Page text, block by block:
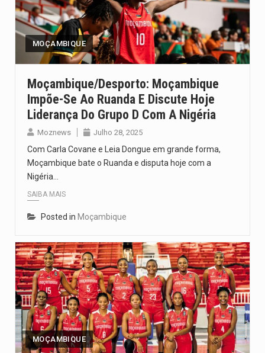
MOÇAMBIQUE
Moçambique/Desporto: Moçambique
Impõe-Se Ao Ruanda E Discute Hoje
Liderança Do Grupo D Com A Nigéria
Moznews Julho 28, 2025
Com Carla Covane e Leia Dongue em grande forma,
Moçambique bate o Ruanda e disputa hoje com a
Nigéria…
SAIBA MAIS
Posted in Moçambique
MOÇAMBIQUE